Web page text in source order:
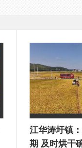
江华涛圩镇
期 及时烘干